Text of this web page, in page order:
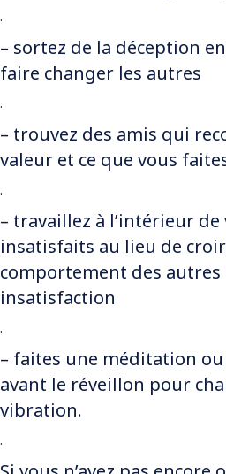
.
– sortez de la déception
faire changer les autres
.
– trouvez des amis qui
valeur et ce que vous
.
– travaillez à l’intérieur de
insatisfaits au lieu de
comportement des autres
insatisfaction
.
– faites une méditation ou
avant le réveillon pour
vibration.
.